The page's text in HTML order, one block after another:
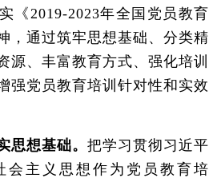
《2019-2023年全国党员教育
，通过筑牢思想基础、分类精
源、丰富教育方式、强化培训
强党员教育培训针对性和实效
思想基础。 把学习贯彻习近平
会主义思想作为党员教育培